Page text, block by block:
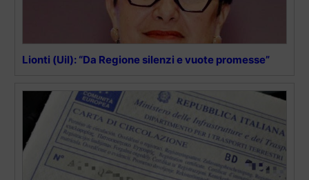
Lionti (Uil): “Da Regione silenzi e vuote promesse”